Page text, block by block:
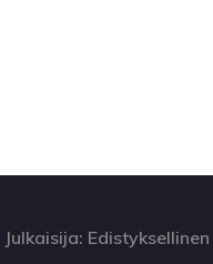
Julkaisija: